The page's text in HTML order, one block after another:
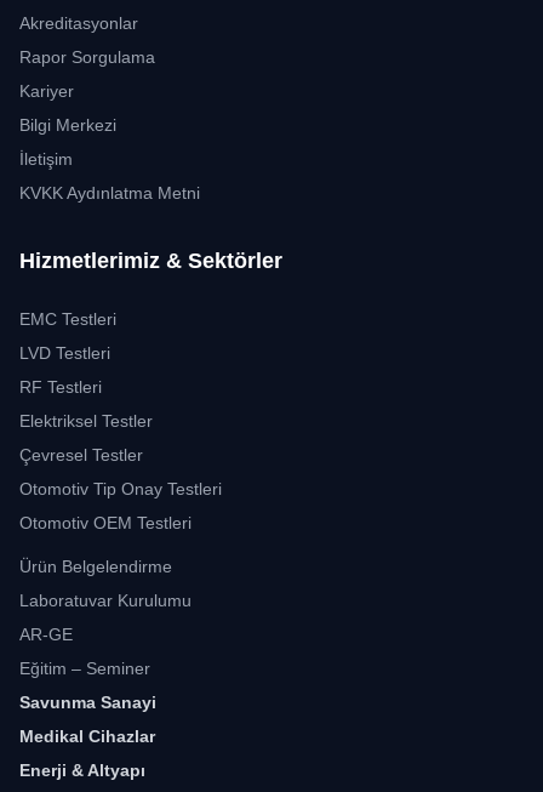
Akreditasyonlar
Rapor Sorgulama
Kariyer
Bilgi Merkezi
İletişim
KVKK Aydınlatma Metni
Hizmetlerimiz & Sektörler
EMC Testleri
LVD Testleri
RF Testleri
Elektriksel Testler
Çevresel Testler
Otomotiv Tip Onay Testleri
Otomotiv OEM Testleri
Ürün Belgelendirme
Laboratuvar Kurulumu
AR-GE
Eğitim – Seminer
Savunma Sanayi
Medikal Cihazlar
Enerji & Altyapı